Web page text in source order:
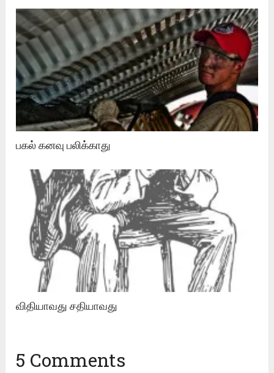
பகல் கனவு பலிக்காது
விதியாவது சதியாவது
5 Comments